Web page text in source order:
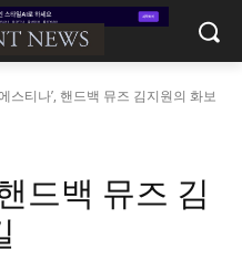
스티나’, 핸드백 뮤즈 김지원의 화보
드백 뮤즈 김